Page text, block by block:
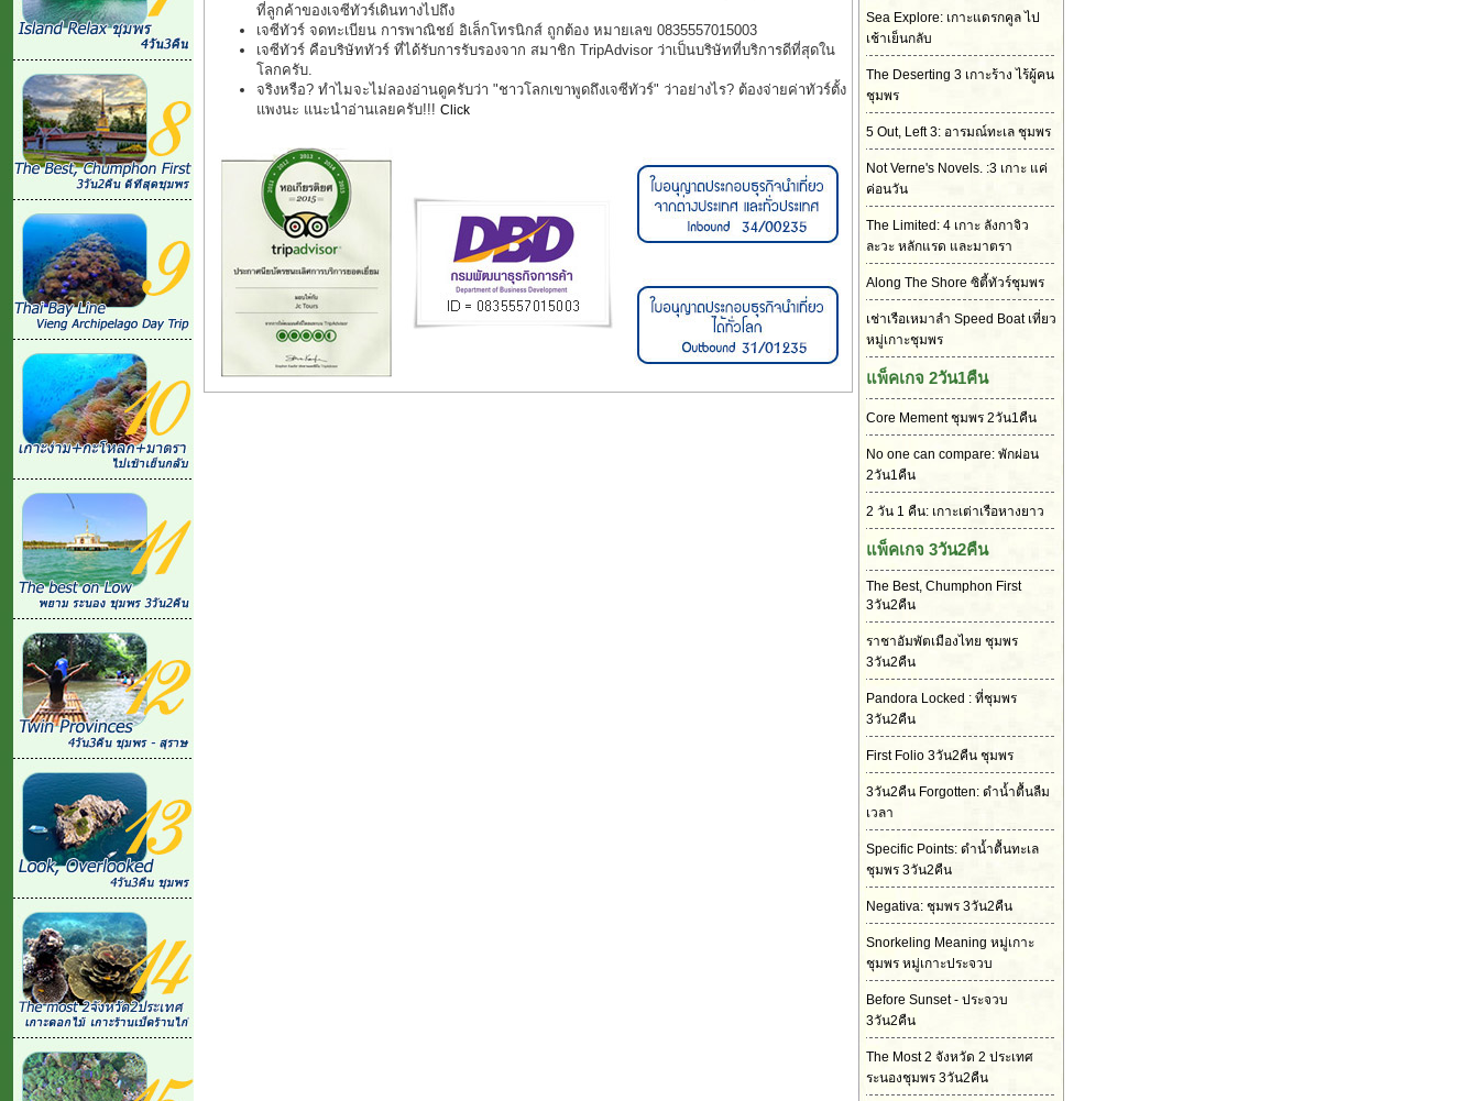
ที่ลูกค้าของเจซีทัวร์เดินทางไปถึง
เจซีทัวร์ จดทะเบียน การพาณิชย์ อิเล็กโทรนิกส์ ถูกต้อง หมายเลข 0835557015003
เจซีทัวร์ คือบริษัททัวร์ ที่ได้รับการรับรองจาก สมาชิก TripAdvisor ว่าเป็นบริษัทที่บริการดีที่สุดใน
โลกครับ.
จริงหรือ? ทำไมจะไม่ลองอ่านดูครับว่า "ชาวโลกเขาพูดถึงเจซีทัวร์" ว่าอย่างไร? ต้องจ่ายค่าทัวร์ตั้ง
แพงนะ แนะนำอ่านเลยครับ!!! Click
Sea Explore: เกาะแดรกคูล ไป
เช้าเย็นกลับ
The Deserting 3 เกาะร้าง ไร้ผู้คน
ชุมพร
5 Out, Left 3: อารมณ์ทะเล ชุมพร
Not Verne's Novels. :3 เกาะ แค่
ค่อนวัน
The Limited: 4 เกาะ ลังกาจิว
ละวะ หลักแรด และมาตรา
Along The Shore ซิตี้ทัวร์ชุมพร
เช่าเรือเหมาลำ Speed Boat เที่ยว
หมู่เกาะชุมพร
แพ็คเกจ 2วัน1คืน
Core Mement ชุมพร 2วัน1คืน
No one can compare: พักผ่อน
2วัน1คืน
2 วัน 1 คืน: เกาะเต่าเรือหางยาว
แพ็คเกจ 3วัน2คืน
The Best, Chumphon First
3วัน2คืน
ราชาอัมพัตเมืองไทย ชุมพร
3วัน2คืน
Pandora Locked : ที่ชุมพร
3วัน2คืน
First Folio 3วัน2คืน ชุมพร
3วัน2คืน Forgotten: ดำน้ำตื้นลืม
เวลา
Specific Points: ดำน้ำตื้นทะเล
ชุมพร 3วัน2คืน
Negativa: ชุมพร 3วัน2คืน
Snorkeling Meaning หมู่เกาะ
ชุมพร หมู่เกาะประจวบ
Before Sunset - ประจวบ
3วัน2คืน
The Most 2 จังหวัด 2 ประเทศ
ระนองชุมพร 3วัน2คืน